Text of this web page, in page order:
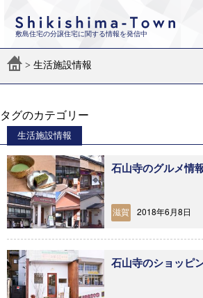
敷島住宅の分譲住宅に関する情報を発信中
> 生活施設情報
タグのカテゴリー
生活施設情報
石山寺のグルメ情
滋賀 2018年6月8日
石山寺のショッピ